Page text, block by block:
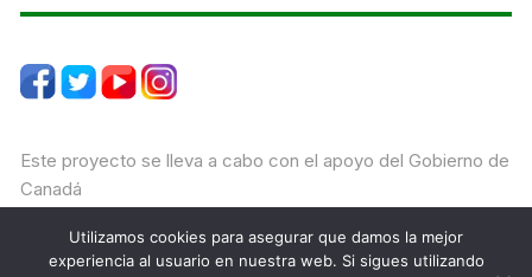
Este proyecto se lleva a cabo con el apoyo del Gobierno de
Canadá
Utilizamos cookies para asegurar que damos la mejor
experiencia al usuario en nuestra web. Si sigues utilizando